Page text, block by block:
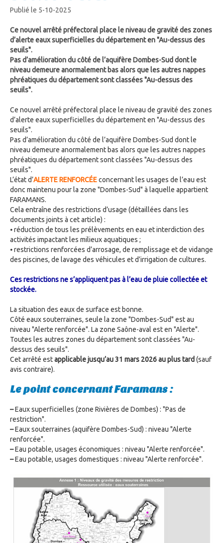
Publié le 5-10-2025
Ce nouvel arrêté préfectoral place le niveau de gravité des zones
d’alerte eaux superficielles du département en "Au-dessus des
seuils".
Pas d’amélioration du côté de l’aquifère Dombes-Sud dont le
niveau demeure anormalement bas alors que les autres nappes
phréatiques du département sont classées "Au-dessus des
seuils".
Ce nouvel arrêté préfectoral place le niveau de gravité des zones
d’alerte eaux superficielles du département en "Au-dessus des
seuils".
Pas d’amélioration du côté de l’aquifère Dombes-Sud dont le
niveau demeure anormalement bas alors que les autres nappes
phréatiques du département sont classées "Au-dessus des
seuils".
L’état d’ALERTE RENFORCÉEconcernant les usages de l’eau est
donc maintenu pour la zone "Dombes-Sud" à laquelle appartient
FARAMANS.
Cela entraîne des restrictions d’usage (détaillées dans les
documents joints à cet article) :
⦁ réduction de tous les prélèvements en eau et interdiction des
activités impactant les milieux aquatiques ;
⦁ restrictions renforcées d’arrosage, de remplissage et de vidange
des piscines, de lavage des véhicules et d’irrigation de cultures.
Ces restrictions ne s’appliquent pas à l’eau de pluie collectée et
stockée.
La situation des eaux de surface est bonne.
Côté eaux souterraines, seule la zone "Dombes-Sud" est au
niveau "Alerte renforcée". La zone Saône-aval est en "Alerte".
Toutes les autres zones du département sont classées "Au-
dessus des seuils".
Cet arrêté estapplicable jusqu’au 31 mars 2026 au plus tard (sauf
avis contraire).
Le point concernant Faramans :
–Eaux superficielles (zone Rivières de Dombes) : "Pas de
restriction".
–Eaux souterraines (aquifère Dombes-Sud) : niveau "Alerte
renforcée".
–Eau potable, usages économiques : niveau "Alerte renforcée".
–Eau potable, usages domestiques : niveau "Alerte renforcée".